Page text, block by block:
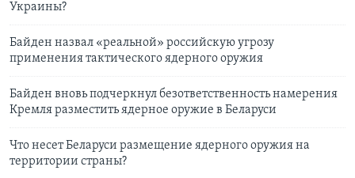
Украины?
Байден назвал «реальной» российскую угрозу
применения тактического ядерного оружия
Байден вновь подчеркнул безответственность намерения
Кремля разместить ядерное оружие в Беларуси
Что несет Беларуси размещение ядерного оружия на
территории страны?